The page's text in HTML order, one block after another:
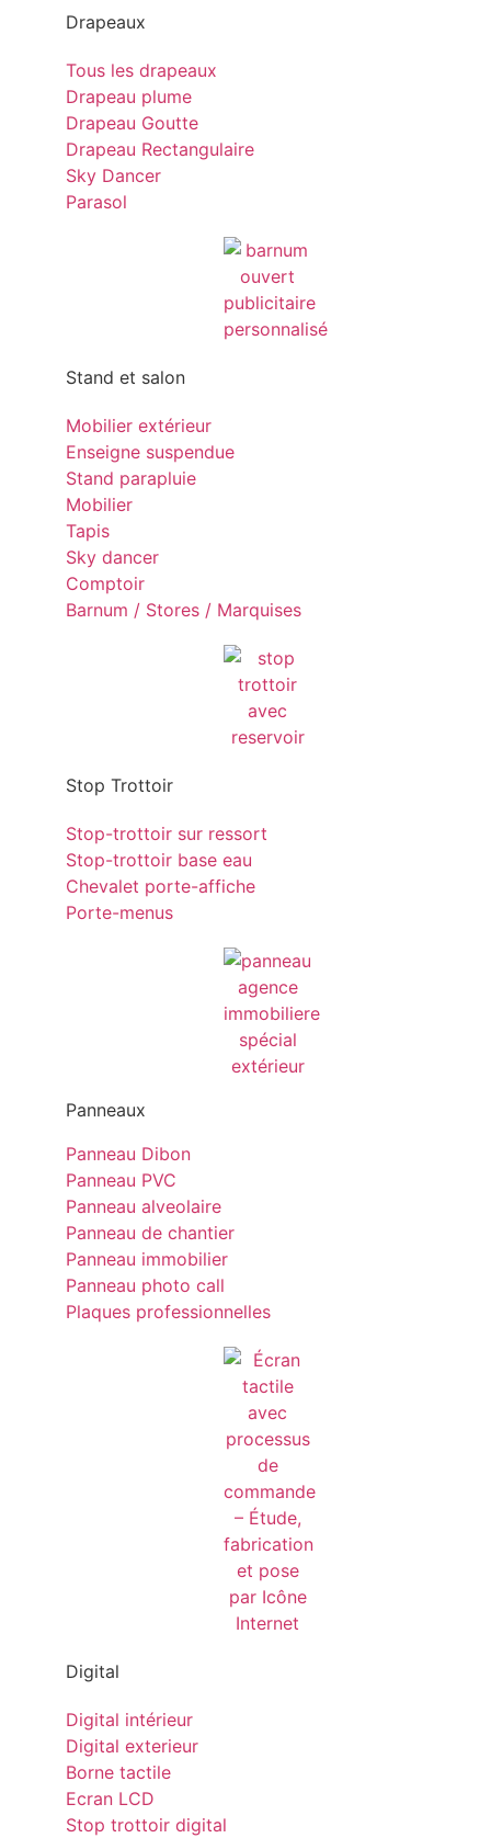
Drapeaux
Tous les drapeaux
Drapeau plume
Drapeau Goutte
Drapeau Rectangulaire
Sky Dancer
Parasol
Stand et salon
Mobilier extérieur
Enseigne suspendue
Stand parapluie
Mobilier
Tapis
Sky dancer
Comptoir
Barnum / Stores / Marquises
Stop Trottoir
Stop-trottoir sur ressort
Stop-trottoir base eau
Chevalet porte-affiche
Porte-menus
Panneaux
Panneau Dibon
Panneau PVC
Panneau alveolaire
Panneau de chantier
Panneau immobilier
Panneau photo call
Plaques professionnelles
Digital
Digital intérieur
Digital exterieur
Borne tactile
Ecran LCD
Stop trottoir digital